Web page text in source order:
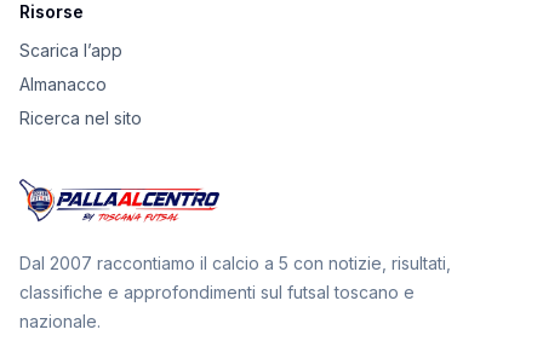
Risorse
Scarica l’app
Almanacco
Ricerca nel sito
Dal 2007 raccontiamo il calcio a 5 con notizie, risultati,
classifiche e approfondimenti sul futsal toscano e
nazionale.